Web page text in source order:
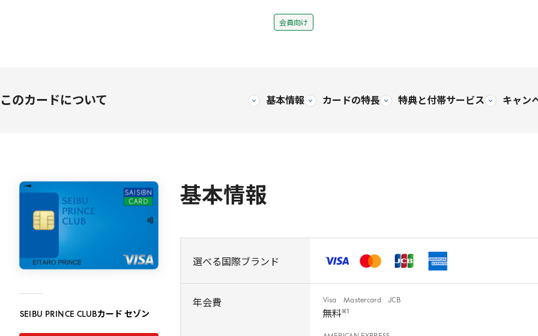
会員向け
このカードについて 基本情報 カードの特長 特典と付帯サービス キャン
SEIBU PRINCE CLUBカード セゾン
基本情報
選べる国際ブランド
年会費 Visa Mastercard JCB
無料※